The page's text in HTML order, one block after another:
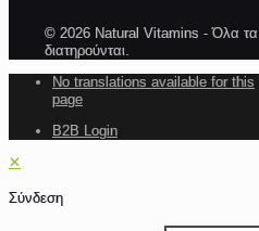
© 2026 Natural Vitamins - Όλα τα
διατηρούνται.
No translations available for this
page
B2B Login
✕
Σύνδεση